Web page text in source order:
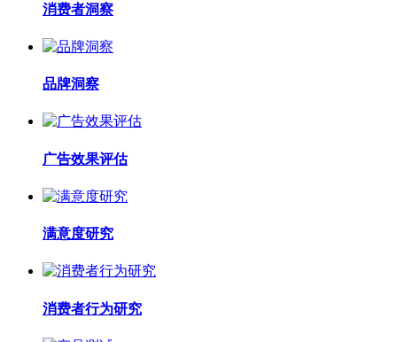
消费者洞察
品牌洞察
广告效果评估
满意度研究
消费者行为研究